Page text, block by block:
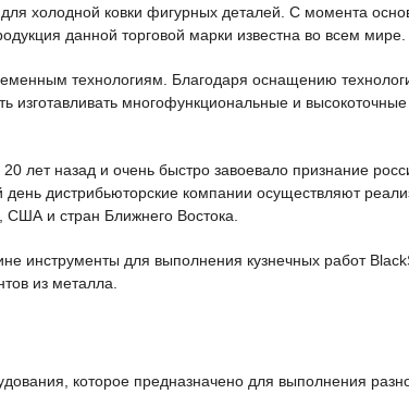
для холодной ковки фигурных деталей. С момента
данной торговой марки известна во всем мире.
технологиям. Благодаря оснащению
многофункциональные и
лет назад и очень быстро завоевало признание
дистрибьюторские компании осуществляют
США и стран Ближнего Востока.
инструменты для выполнения кузнечных работ
из металла.
которое предназначено для выполнения